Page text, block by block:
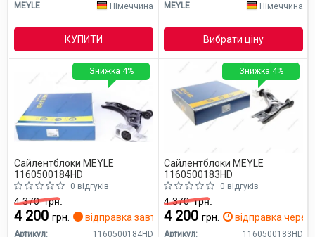
MEYLE
Німеччина
КУПИТИ
MEYLE
Німеччина
Вибрати ціну
Сайлентблоки MEYLE
1160500184HD
0 відгуків
4 370грн.
4 200 грн. відправка завтра
Артикул: 1160500184HD
Знижка 4%
Сайлентблоки MEYLE
1160500183HD
0 відгуків
4 370грн.
4 200 грн. відправка через
Артикул: 1160500183HD
Знижка 4%